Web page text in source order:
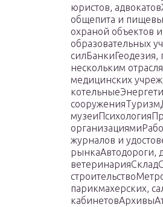
юристов,
общепита и
охраной объектов
образовательных
нескольким
медицинских
журналов и
рынкаАвтодороги,
парикмахерских,